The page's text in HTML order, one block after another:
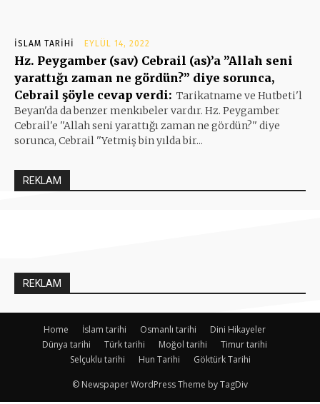
İSLAM TARIHI EYLÜL 14, 2022
Hz. Peygamber (sav) Cebrail (as)’a ”Allah seni
yarattığı zaman ne gördün?” diye sorunca,
Cebrail şöyle cevap verdi: Tarikatname ve Hutbeti'l
Beyan'da da benzer menkıbeler vardır. Hz. Peygamber
Cebrail'e ''Allah seni yarattığı zaman ne gördün?'' diye
sorunca, Cebrail ''Yetmiş bin yılda bir...
REKLAM
REKLAM
Home İslam tarihi Osmanlı tarihi
Dini Hikayeler
Dünya tarihi
Türk tarihi Moğol tarihi
Timur tarihi
Selçuklu tarihi
Hun Tarihi Göktürk Tarihi
© Newspaper WordPress Theme by TagDiv